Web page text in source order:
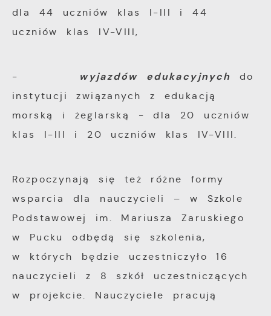
dla 44 uczniów klas I-III i 44
uczniów klas IV-VIII,
- wyjazdów edukacyjnych
do
instytucji związanych z edukacją
morską i żeglarską - dla 20 uczniów
klas I-III i 20 uczniów klas IV-VIII.
Rozpoczynają się też różne formy
wsparcia dla nauczycieli – w Szkole
Podstawowej im. Mariusza Zaruskiego
w Pucku odbędą się szkolenia,
w których będzie uczestniczyło 16
nauczycieli z 8 szkół uczestniczących
w projekcie. Nauczyciele pracują